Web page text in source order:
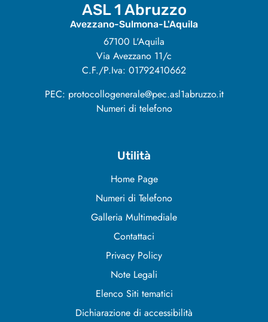
ASL 1 Abruzzo
Avezzano-Sulmona-L'Aquila
67100 L'Aquila
Via Avezzano 11/c
C.F./P.Iva: 01792410662
PEC: protocollogenerale@pec.asl1abruzzo.it
Numeri di telefono
Utilità
Home Page
Numeri di Telefono
Galleria Multimediale
Contattaci
Privacy Policy
Note Legali
Elenco Siti tematici
Dichiarazione di accessibilità